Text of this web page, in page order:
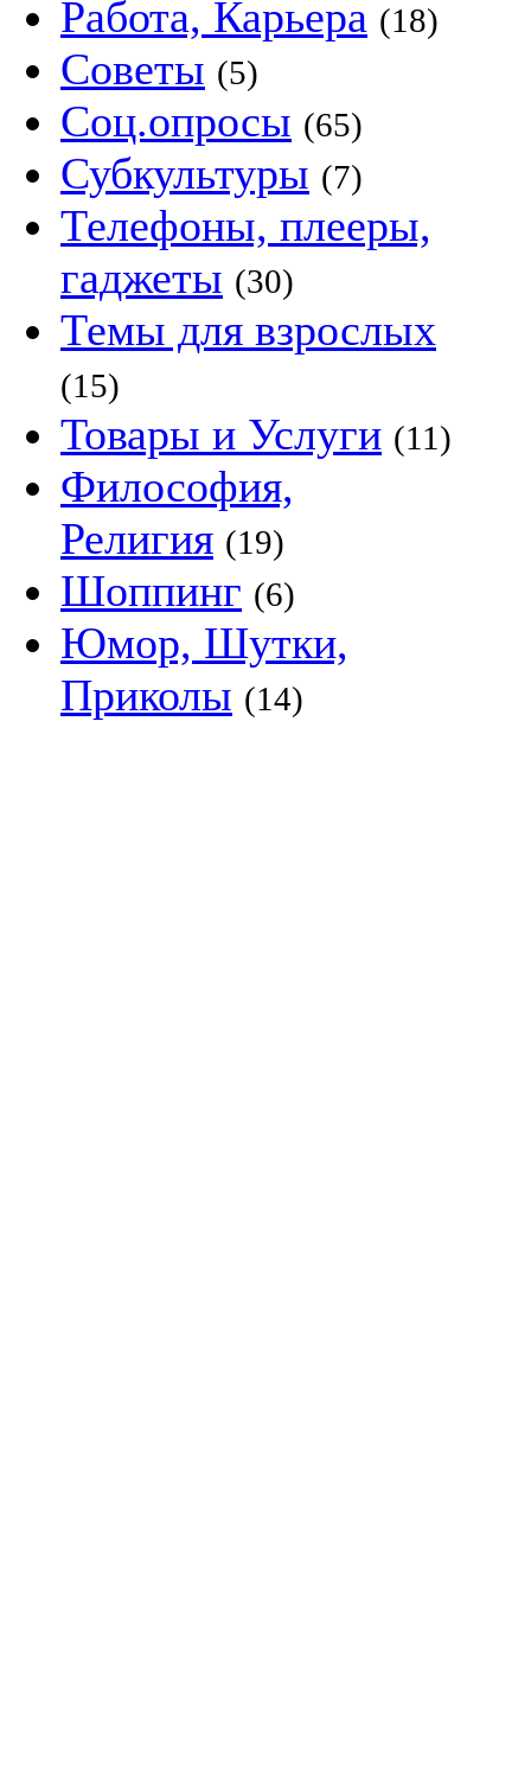
Работа, Карьера (18)
Советы (5)
Соц.опросы (65)
Субкультуры (7)
Телефоны, плееры,
гаджеты (30)
Темы для взрослых
(15)
Товары и Услуги (11)
Философия,
Религия (19)
Шоппинг (6)
Юмор, Шутки,
Приколы (14)